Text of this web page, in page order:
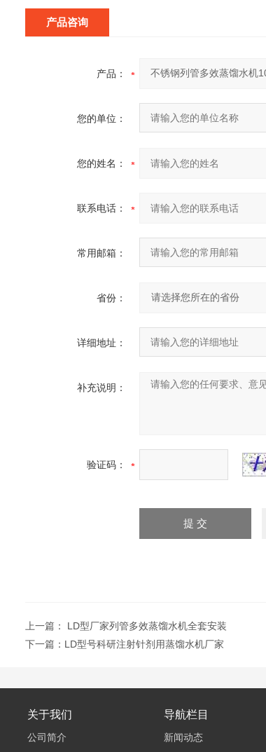
产品咨询
产品：
您的单位：
您的姓名：
联系电话：
常用邮箱：
省份：
详细地址：
补充说明：
验证码：
上一篇： LD型厂家列管多效蒸馏水机全套安装
下一篇： LD型号科研注射针剂用蒸馏水机厂家
关于我们
公司简介
导航栏目
新闻动态